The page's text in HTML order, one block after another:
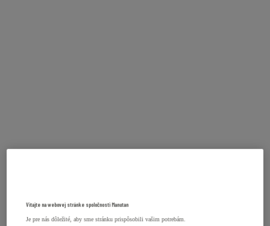
Vitajte na webovej stránke spoločnosti Manutan
Je pre nás dôležité, aby sme stránku prispôsobili vašim potrebám.